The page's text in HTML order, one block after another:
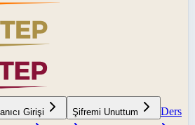
Girişi Şifremi Unuttum
Ders